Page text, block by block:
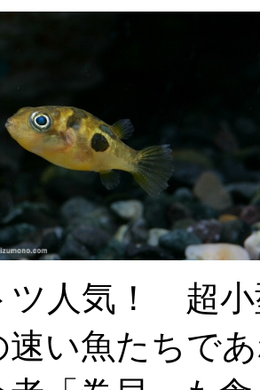
ツ人気！ 超小
速い魚たちで